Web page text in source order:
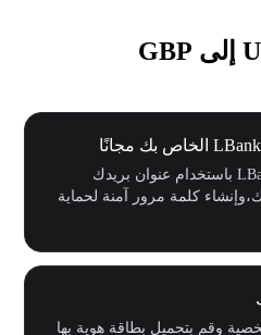
قم بالتسجيل في LBank باستخدام عنوان بريدك
كلمة مرور آمنة لحماية
وقم بتحميل بطاقة هوية بها